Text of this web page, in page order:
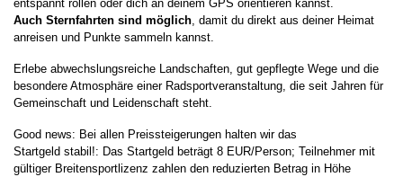
entspannt rollen oder dich an deinem GPS orientieren kannst.
Auch Sternfahrten sind möglich, damit du direkt aus deiner Heimat
anreisen und Punkte sammeln kannst.
Erlebe abwechslungsreiche Landschaften, gut gepflegte Wege und die
besondere Atmosphäre einer Radsportveranstaltung, die seit Jahren für
Gemeinschaft und Leidenschaft steht.
Good news: Bei allen Preissteigerungen halten wir das
Startgeld stabil!: Das Startgeld beträgt 8 EUR/Person; Teilnehmer mit
gültiger Breitensportlizenz zahlen den reduzierten Betrag in Höhe